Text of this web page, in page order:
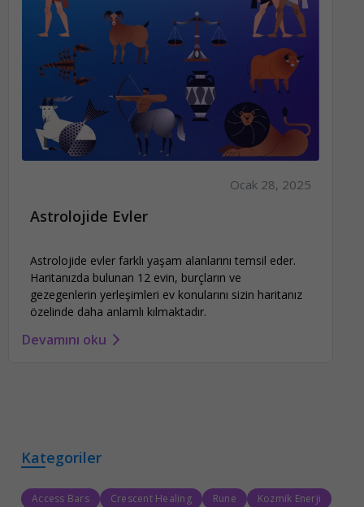
Ocak 28, 2025
Astrolojide Evler
Astrolojide evler farklı yaşam alanlarını temsil eder.
Haritanızda bulunan 12 evin, burçların ve
gezegenlerin yerleşimleri ev konularını sizin haritanız
özelinde daha anlamlı kılmaktadır.
Devamını oku
Kategoriler
Access Bars Crescent Healing Rune
Kozmik Enerji